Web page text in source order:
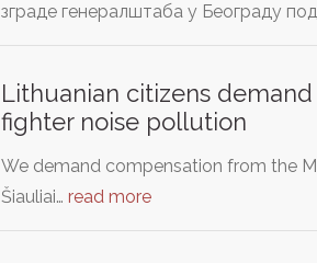
зграде генералштаба у Београду
Lithuanian citizens
fighter noise pollution
We demand compensation from the
Šiauliai… read more